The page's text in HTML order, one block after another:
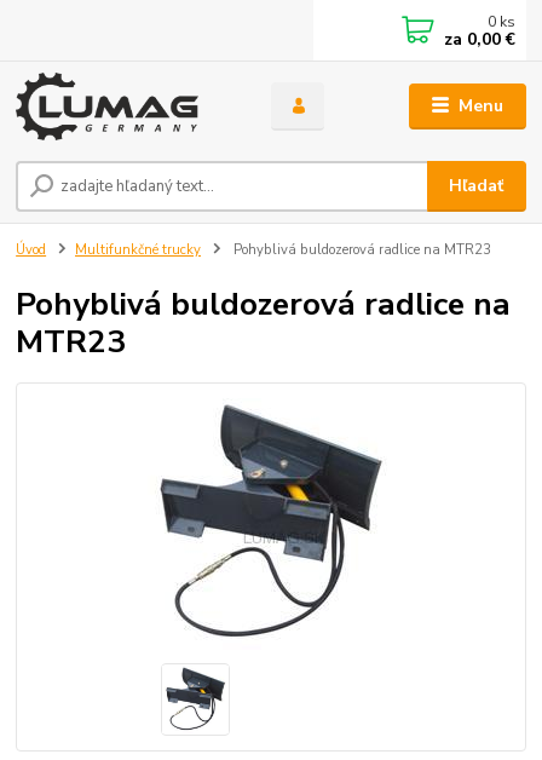
Menu
Hľadať
0 ks
za 0,00 €
Úvod Multifunkčné trucky Pohyblivá buldozerová radlice na MTR23
Pohyblivá buldozerová radlice na
MTR23